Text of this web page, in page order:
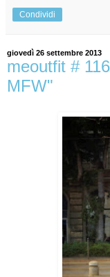
Condividi
giovedì 26 settembre 2013
meoutfit #
MFW"